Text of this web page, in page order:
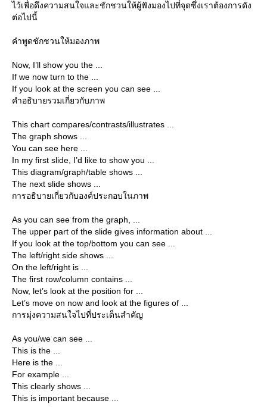
ไว้เพื่อดึงความสนใจและชักชวนให้ผู้ฟังมองไปที่จุดซึ่งเราต้องการดัง
ต่อไปนี้
คำพูดชักชวนให้มองภาพ
Now, I’ll show you the ...
If we now turn to the ...
If you look at the screen you can see ...
คำอธิบายรวมเกี่ยวกับภาพ
This chart compares/contrasts/illustrates ...
The graph shows ...
You can see here ...
In my first slide, I’d like to show you ...
This diagram/graph/table shows ...
The next slide shows ...
การอธิบายเกี่ยวกับองค์ประกอบในภาพ
As you can see from the graph, ...
The upper part of the slide gives information about ...
If you look at the top/bottom you can see ...
The left/right side shows ...
On the left/right is ...
The first row/column contains ...
Now, let’s look at the position for ...
Let’s move on now and look at the figures of ...
การมุ่งความสนใจไปที่ประเด็นสำคัญ
As you/we can see ...
This is the ...
Here is the ...
For example ...
This clearly shows ...
This is important because ...